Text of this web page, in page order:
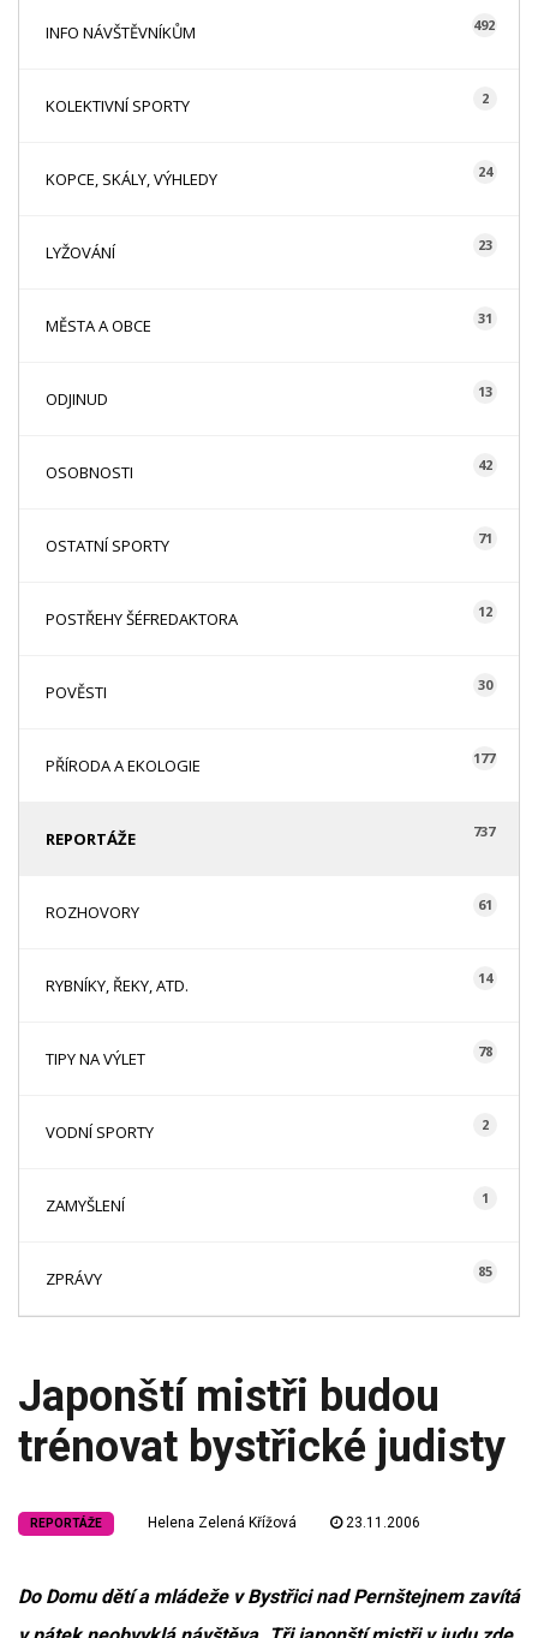
INFO NÁVŠTĚVNÍKŮM 492
KOLEKTIVNÍ SPORTY 2
KOPCE, SKÁLY, VÝHLEDY 24
LYŽOVÁNÍ 23
MĚSTA A OBCE 31
ODJINUD 13
OSOBNOSTI 42
OSTATNÍ SPORTY 71
POSTŘEHY ŠÉFREDAKTORA 12
POVĚSTI 30
PŘÍRODA A EKOLOGIE 177
REPORTÁŽE 737
ROZHOVORY 61
RYBNÍKY, ŘEKY, ATD. 14
TIPY NA VÝLET 78
VODNÍ SPORTY 2
ZAMYŠLENÍ 1
ZPRÁVY 85
Japonští mistři budou
trénovat bystřické judisty
REPORTÁŽE Helena Zelená Křížová 23.11.2006
Do Domu dětí a mládeže v Bystřici nad Pernštejnem zavítá